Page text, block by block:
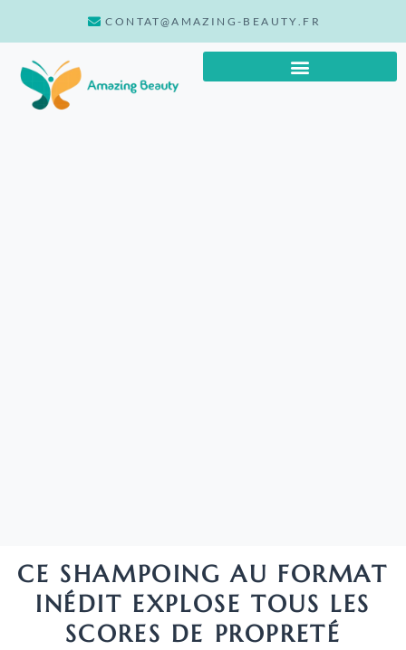
CONTAT@AMAZING-BEAUTY.FR
CE SHAMPOING AU FORMAT
INÉDIT EXPLOSE TOUS LES
SCORES DE PROPRETÉ